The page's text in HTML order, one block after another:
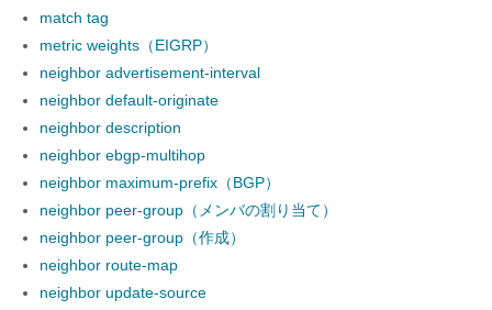
match tag
metric weights（EIGRP）
neighbor advertisement-interval
neighbor default-originate
neighbor description
neighbor ebgp-multihop
neighbor maximum-prefix（BGP）
neighbor peer-group（メンバの割り当て）
neighbor peer-group（作成）
neighbor route-map
neighbor update-source